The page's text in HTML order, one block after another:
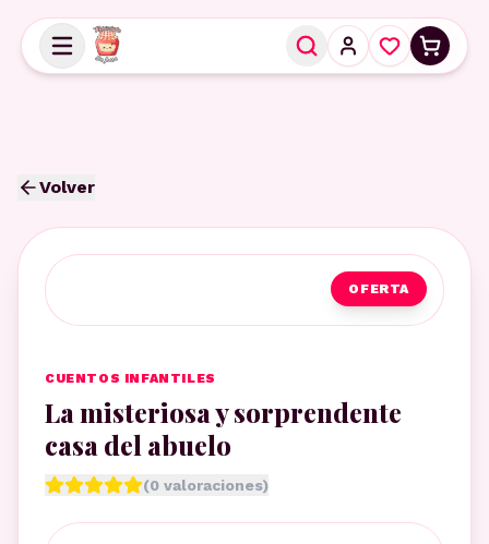
Volver
OFERTA
CUENTOS INFANTILES
La misteriosa y sorprendente
casa del abuelo
(0 valoraciones)